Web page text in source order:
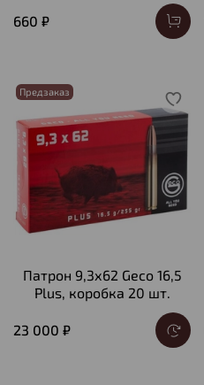
660 ₽
Предзаказ
Патрон 9,3х62 Geco 16,5
Plus, коробка 20 шт.
23 000 ₽